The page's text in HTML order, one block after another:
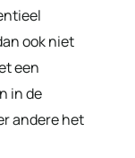
ook niet
een
in de
andere het